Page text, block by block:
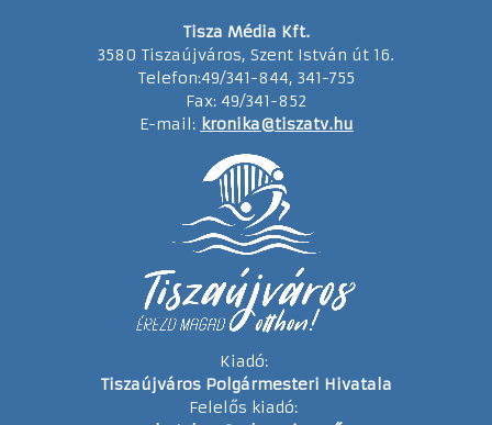
Tisza Média Kft.
3580 Tiszaújváros, Szent István út 16.
Telefon:49/341-844, 341-755
Fax: 49/341-852
E-mail: kronika@tiszatv.hu
Kiadó:
Tiszaújváros Polgármesteri Hivatala
Felelős kiadó: